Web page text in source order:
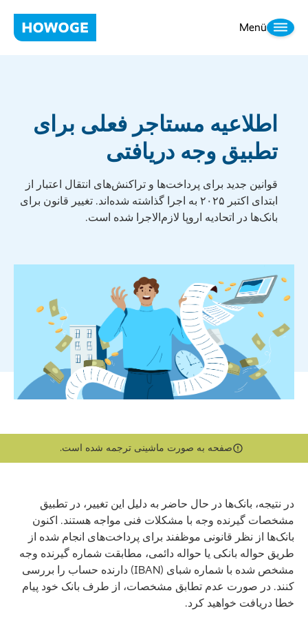
Menü
اطلاعیه مستاجر فعلی برای
تطبیق وجه دریافتی
قوانین جدید برای پرداخت‌ها و تراکنش‌های انتقال اعتبار از
ابتدای اکتبر ۲۰۲۵ به اجرا گذاشته شده‌اند. تغییر قانون برای
بانک‌ها در اتحادیه اروپا لازم‌الاجرا شده است.
صفحه به صورت ماشینی ترجمه شده است.
در نتیجه، بانک‌ها در حال حاضر به دلیل این تغییر، در تطبیق
مشخصات گیرنده وجه با مشکلات فنی مواجه هستند. اکنون
بانک‌ها از نظر قانونی موظفند برای پرداخت‌های انجام شده از
طریق حواله بانکی یا حواله دائمی، مطابقت شماره گیرنده وجه
مشخص شده با شماره شبای (IBAN) دارنده حساب را بررسی
کنند. در صورت عدم تطابق مشخصات، از طرف بانک خود پیام
خطا دریافت خواهید کرد.